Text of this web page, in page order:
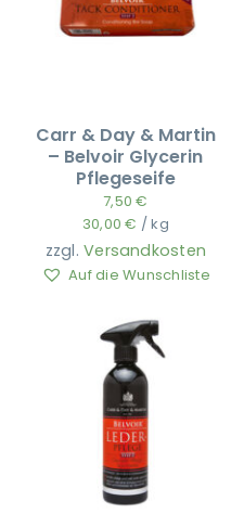
Carr & Day & Martin
– Belvoir Glycerin
Pflegeseife
7,50€
30,00€ /kg
zzgl.Versandkosten
Auf die Wunschliste